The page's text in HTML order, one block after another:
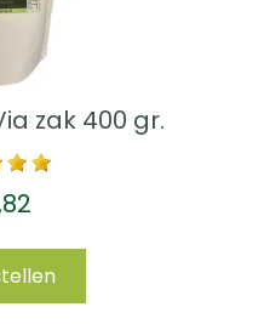
zak 400 gr.